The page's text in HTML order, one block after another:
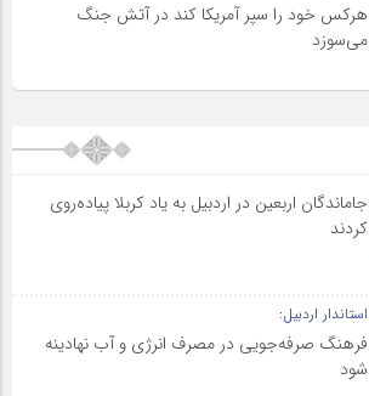
هرکس خود را سپر آمریکا کند در آتش جنگ
می‌سوزد
جاماندگان اربعین در اردبیل به یاد کربلا پیاده‌روی
کردند
استاندار اردبیل:
فرهنگ صرفه‌جویی در مصرف انرژی و آب نهادینه
شود